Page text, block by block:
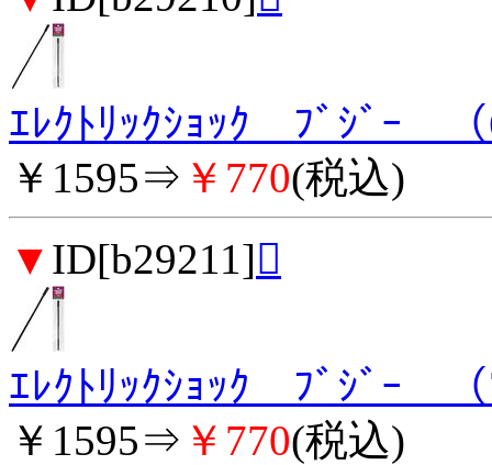
ｴﾚｸﾄﾘｯｸｼｮｯｸ ﾌﾞｼﾞｰ
￥1595⇒ ￥770(税込)
▼ ID[b29211]
ｴﾚｸﾄﾘｯｸｼｮｯｸ ﾌﾞｼﾞｰ
￥1595⇒ ￥770(税込)